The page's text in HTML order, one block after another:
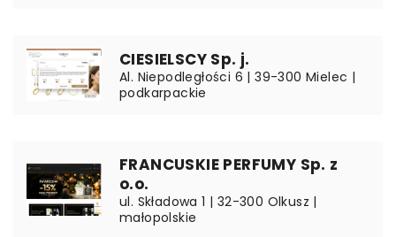
CIESIELSCY Sp. j.
Al. Niepodległości 6 | 39-300 Mielec |
podkarpackie
FRANCUSKIE PERFUMY Sp. z
o.o.
ul. Składowa 1 | 32-300 Olkusz |
małopolskie